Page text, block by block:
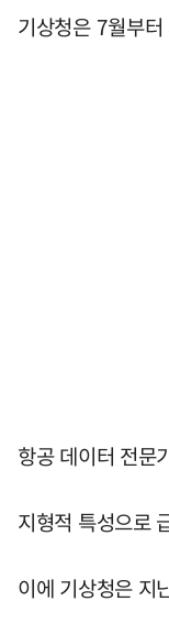
기상청은 7월부
항공 데이터 전문
지형적 특성으로
이에 기상청은 지